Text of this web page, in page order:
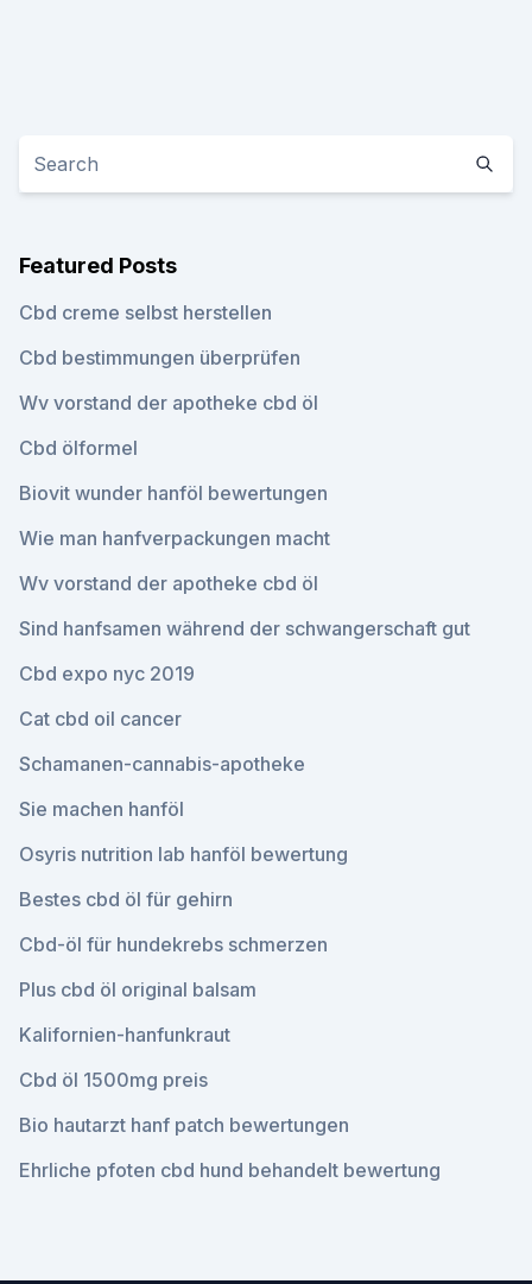
Featured Posts
Cbd creme selbst herstellen
Cbd bestimmungen überprüfen
Wv vorstand der apotheke cbd öl
Cbd ölformel
Biovit wunder hanföl bewertungen
Wie man hanfverpackungen macht
Wv vorstand der apotheke cbd öl
Sind hanfsamen während der schwangerschaft gut
Cbd expo nyc 2019
Cat cbd oil cancer
Schamanen-cannabis-apotheke
Sie machen hanföl
Osyris nutrition lab hanföl bewertung
Bestes cbd öl für gehirn
Cbd-öl für hundekrebs schmerzen
Plus cbd öl original balsam
Kalifornien-hanfunkraut
Cbd öl 1500mg preis
Bio hautarzt hanf patch bewertungen
Ehrliche pfoten cbd hund behandelt bewertung